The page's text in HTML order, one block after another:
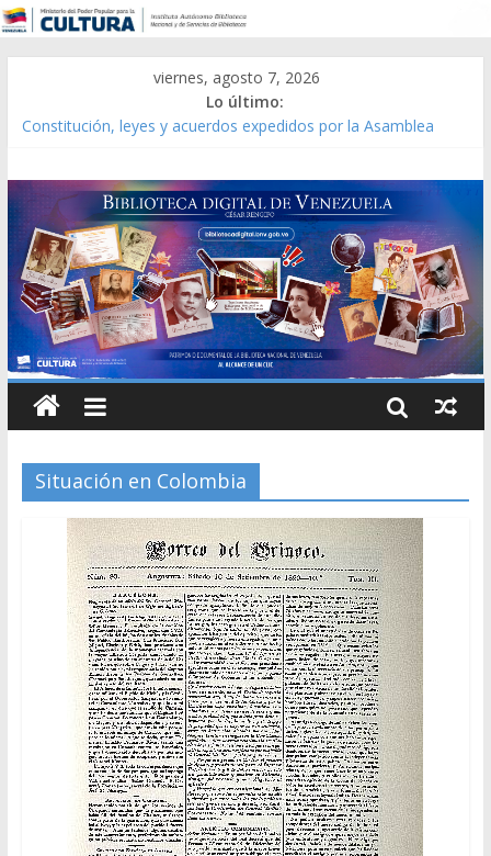
viernes, agosto 7, 2026
Lo último:
Catálogo temático de obras de Modesta Bor
Constitución, leyes y acuerdos expedidos por la Asamblea
Una Parálisis [material gráfico]
Modesta Bor Sánchez [material gráfico]
Gaceta Oficial de la República de Venezuela año CXXXIII Mes V,
Caracas 09 de marzo de 2006 N° 38.394
Situación en Colombia